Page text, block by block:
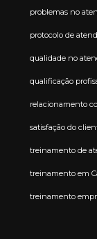
problemas no
protocolo de
qualidade no
qualificação
relacionamento
satisfação do
treinamento de
treinamento em
treinamento